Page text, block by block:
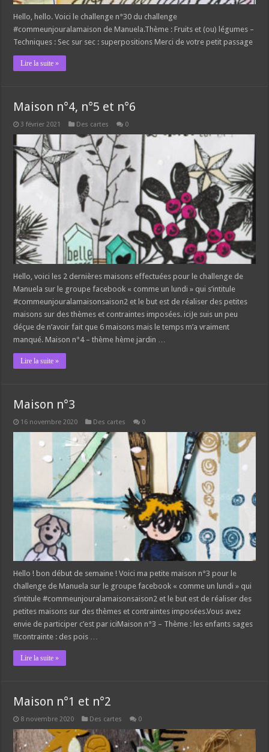
Hello, hello. Voici le challenge n°30 du challenge
#commeunjouralamaison de Manuela.Thème : Fruits et (ou) légumes –
Techniques : Sec sur sec : superpositions Merci de votre petit passage
Lire la suite »
Maison n°4, n°5 et n°6
3 février 2021 Des cartes 0
Hello, voici les 2 dernières maisons effectuées pour le challenge de
Manuela sur le groupe facebook « comme un lundi » qui s’intitule
#commeunjouralamaisonsaison2 et le but est de réaliser des petites
maisons sur des thèmes et contraintes imposées. iciJe suis un peu
déçue de n’avoir fait que 6 maisons mais le temps m’a vraiment
manqué. Maison n°4 – thème hème jardin …
Lire la suite »
Maison n°3
16 novembre 2020 Des cartes 0
Hello ! bon début de semaine ! Voici ma petite maison n°3 pour le
challenge de Manuela sur le groupe facebook « comme un lundi » qui
s’intitule #commeunjouralamaisonsaison2 et le but est de réaliser des
petites maisons sur des thèmes et contraintes imposées.Vous avez
envie de participer c’est par iciMaison n°3 – Thème : les enfants sages
!!!contrainte : des pois …
Lire la suite »
Maison n°1 et n°2
8 novembre 2020 Des cartes 0